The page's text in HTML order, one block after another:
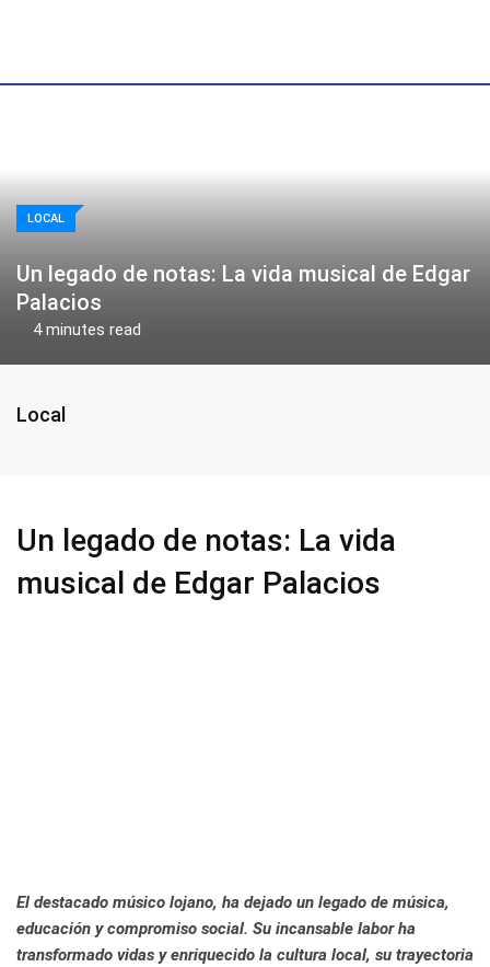
LOCAL
Un legado de notas: La vida musical de Edgar
Palacios
4 minutes read
Local
Un legado de notas: La vida
musical de Edgar Palacios
El destacado músico lojano, ha dejado un legado de música,
educación y compromiso social. Su incansable labor ha
transformado vidas y enriquecido la cultura local, su trayectoria